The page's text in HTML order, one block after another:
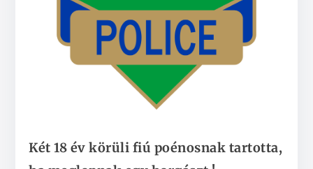
Két 18 év körüli fiú poénosnak tartotta,